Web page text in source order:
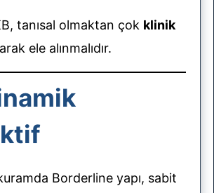
tanısal olmaktan çok klinik
ele alınmalıdır.
Borderline yapı, sabit